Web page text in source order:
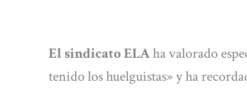
El sindicato ELAha valorado
tenido los huelguistas» y ha